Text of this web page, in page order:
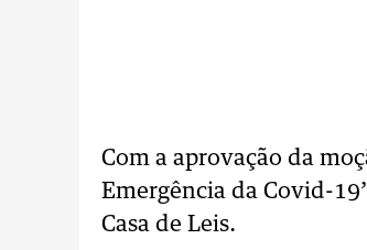
Com a aprovação da
Emergência da Covid-
Casa de Leis.